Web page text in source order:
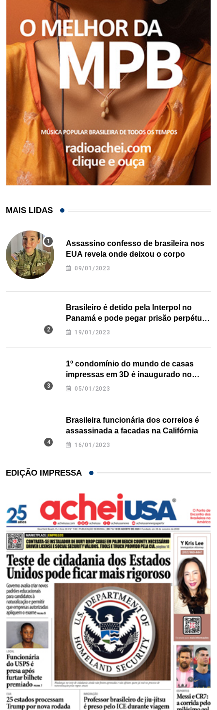
MAIS LIDAS
Assassino confesso de brasileira nos
EUA revela onde deixou o corpo
09/01/2023
Brasileiro é detido pela Interpol no
Panamá e pode pegar prisão perpétua
nos EUA
19/01/2023
1º condomínio do mundo de casas
impressas em 3D é inaugurado no
Texas
05/01/2023
Brasileira funcionária dos correios é
assassinada a facadas na Califórnia
16/01/2023
EDIÇÃO IMPRESSA